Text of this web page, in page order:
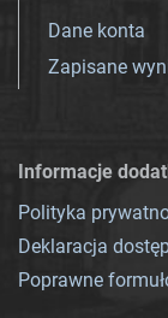
Dane konta
Zapisane
Informacje
Polityka
Deklaracja
Poprawne